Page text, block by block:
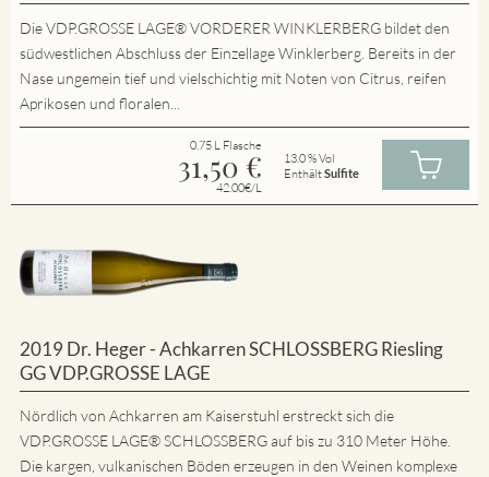
Die VDP.GROSSE LAGE® VORDERER WINKLERBERG bildet den
südwestlichen Abschluss der Einzellage Winklerberg. Bereits in der
Nase ungemein tief und vielschichtig mit Noten von Citrus, reifen
Aprikosen und floralen...
0.75 L Flasche
31,50 €
42.00€/L
13.0 % Vol
EnthältSulfite
2019 Dr. Heger - Achkarren SCHLOSSBERG Riesling
GG VDP.GROSSE LAGE
Nördlich von Achkarren am Kaiserstuhl erstreckt sich die
VDP.GROSSE LAGE® SCHLOSSBERG auf bis zu 310 Meter Höhe.
Die kargen, vulkanischen Böden erzeugen in den Weinen komplexe